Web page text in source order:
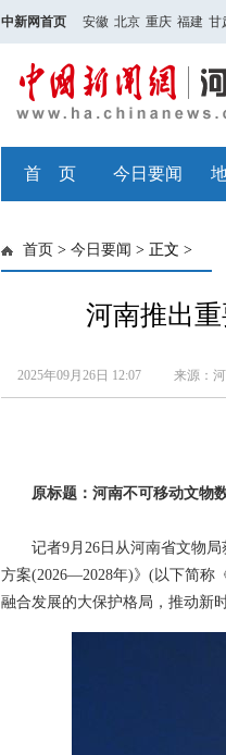
中新网首页 安徽 北京 重庆 福建 甘
首 页 今日要闻
首页 > 今日要闻 > 正文 >
河南推出
2025年09月26日 12:07 来源：
原标题：河南不可移动文物
记者9月26日从河南省文物局
方案(2026—2028年)》(以下简称
融合发展的大保护格局，推动新